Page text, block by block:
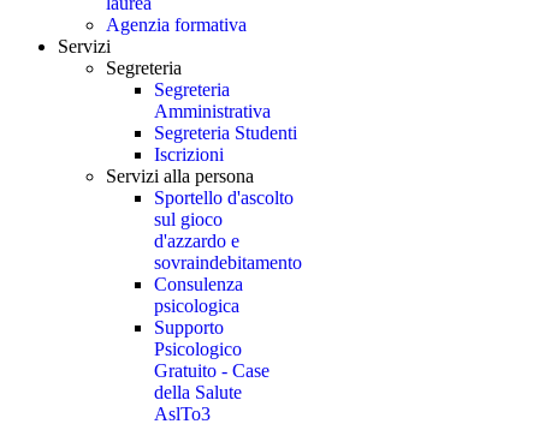
Agenzia formativa
Servizi
Segreteria
Segreteria
Amministrativa
Segreteria Studenti
Iscrizioni
Servizi alla persona
Sportello d'ascolto
sul gioco
d'azzardo e
sovraindebitamento
Consulenza
psicologica
Supporto
Psicologico
Gratuito - Case
della Salute
AslTo3